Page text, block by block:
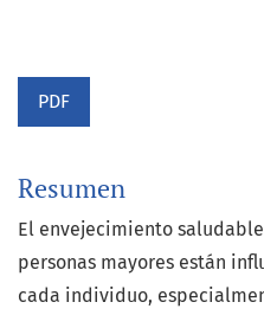
PDF
Resumen
El envejecimiento
personas mayores están
cada individuo,